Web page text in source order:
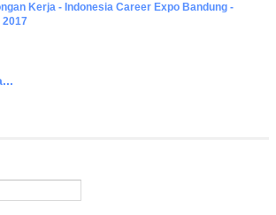
Kerja - Indonesia Career Expo Bandung -
2017